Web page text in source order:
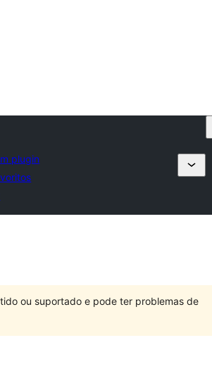
plugin
ou suportado e pode ter problemas de